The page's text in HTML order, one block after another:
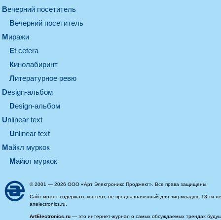
вечерний посетитель
вечерний посетитель
миражи
et cetera
кинолабиринт
литературное ревю
design-альбом
design-альбом
unlinear text
Unlinear text
майкл муркок
майкл муркок
© 2001 — 2026 ООО «Арт Электроникс Проджект». Все права защищены.
Сайт может содержать контент, не предназначенный для лиц младше 18-ти
artelectronics.ru.
ArtElectronics.ru — это интернет-журнал о самых обсуждаемых трендах